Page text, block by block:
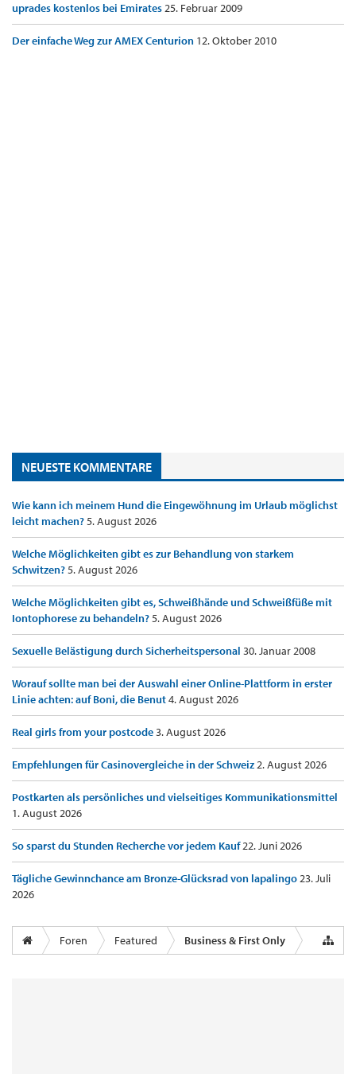
uprades kostenlos bei Emirates25. Februar 2009
Der einfache Weg zur AMEX Centurion 12. Oktober 2010
NEUESTE KOMMENTARE
Wie kann ich meinem Hund die Eingewöhnung im Urlaub möglichst
leicht machen?5. August 2026
Welche Möglichkeiten gibt es zur Behandlung von starkem
Schwitzen?5. August 2026
Welche Möglichkeiten gibt es, Schweißhände und Schweißfüße mit
Iontophorese zu behandeln?5. August 2026
Sexuelle Belästigung durch Sicherheitspersonal 30. Januar 2008
Worauf sollte man bei der Auswahl einer Online-Plattform in erster
Linie achten: auf Boni, die Benut4. August 2026
Real girls from your postcode3. August 2026
Empfehlungen für Casinovergleiche in der Schweiz2. August 2026
Postkarten als persönliches und vielseitiges Kommunikationsmittel
1. August 2026
So sparst du Stunden Recherche vor jedem Kauf22. Juni 2026
Tägliche Gewinnchance am Bronze-Glücksrad von lapalingo23. Juli
2026
Foren Featured Business & First Only